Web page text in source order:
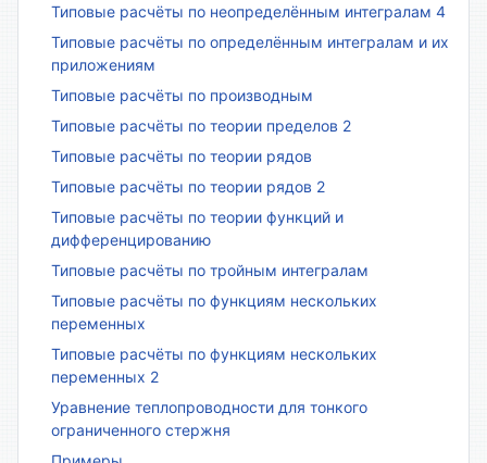
Типовые расчёты по неопределённым интегралам 4
Типовые расчёты по определённым интегралам и их
приложениям
Типовые расчёты по производным
Типовые расчёты по теории пределов 2
Типовые расчёты по теории рядов
Типовые расчёты по теории рядов 2
Типовые расчёты по теории функций и
дифференцированию
Типовые расчёты по тройным интегралам
Типовые расчёты по функциям нескольких
переменных
Типовые расчёты по функциям нескольких
переменных 2
Уравнение теплопроводности для тонкого
ограниченного стержня